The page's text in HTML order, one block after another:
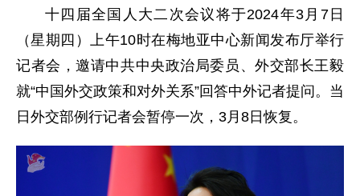
十四届全国人大二次会议将于2024年3月7日
（星期四）上午10时在梅地亚中心新闻发布厅举行
记者会，邀请中共中央政治局委员、外交部长王毅
就“中国外交政策和对外关系”回答中外记者提问。当
日外交部例行记者会暂停一次，3月8日恢复。